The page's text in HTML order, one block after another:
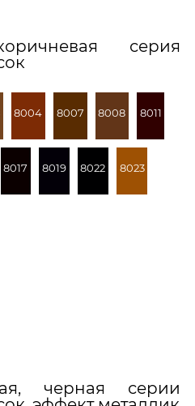
серия
8004 8007 8008 8011
8017 8019 8022 8023
черная серии